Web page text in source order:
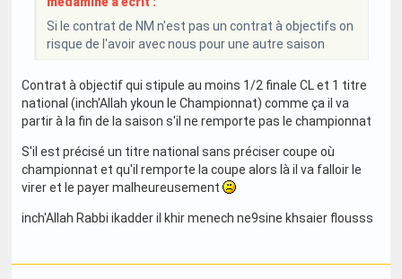
Si le contrat de NM n'est pas un contrat à objectifs on
risque de l'avoir avec nous pour une autre saison
Contrat à objectif qui stipule au moins 1/2 finale CL et 1 titre
national (inch'Allah ykoun le Championnat) comme ça il va
partir à la fin de la saison s'il ne remporte pas le championnat
S'il est précisé un titre national sans préciser coupe où
championnat et qu'il remporte la coupe alors là il va falloir le
virer et le payer malheureusement
inch'Allah Rabbi ikadder il khir menech ne9sine khsaier flousss